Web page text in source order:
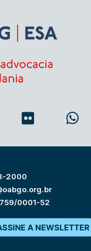
2000
0001-52